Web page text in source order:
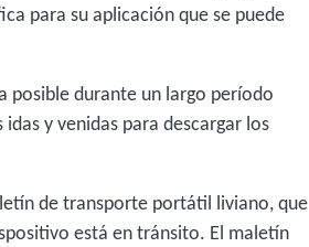
para su aplicación que se puede
posible durante un largo período
y venidas para descargar los
de transporte portátil liviano, que
está en tránsito. El maletín